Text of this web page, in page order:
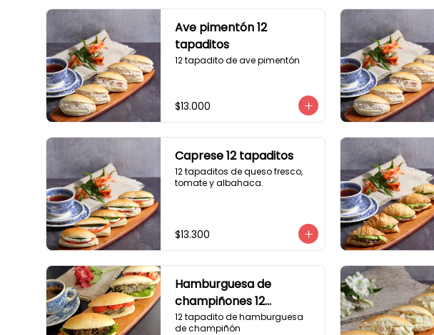
Ave pimentón 12
tapaditos
12 tapadito de ave pimentón
$13.000
Caprese 12 tapaditos
12 tapaditos de queso fresco,
tomate y albahaca.
$13.300
Hamburguesa de
champiñones 12
tapaditos
12 tapadito de hamburguesa
de champiñón